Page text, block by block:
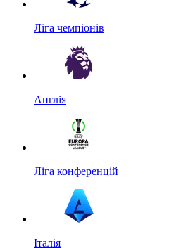
Ліга чемпіонів
Англія
Ліга конференцій
Італія